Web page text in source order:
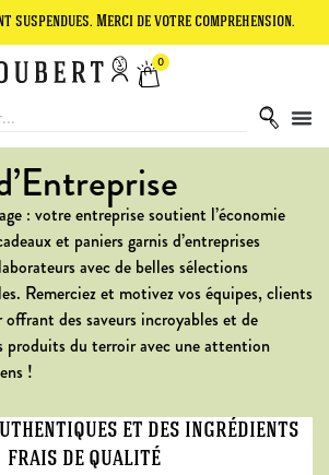
Merci de votre compréhension. Le site
0
et des ingrédients
frais de qualité
: votre entreprise soutient l’économie
et paniers garnis d’entreprises
avec de belles sélections
Remerciez et motivez vos équipes, clients
des saveurs incroyables et de
produits du terroir avec une attention
!